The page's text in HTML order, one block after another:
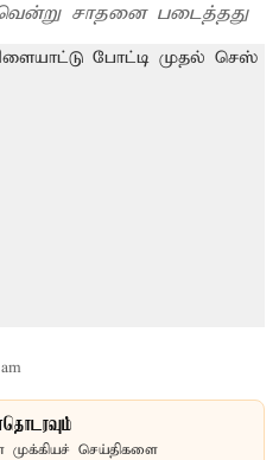
சாதனை படைத்தது
முக்கியச் செய்திகளை